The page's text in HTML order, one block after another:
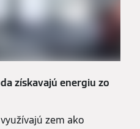
získavajú energiu zo
zem ako